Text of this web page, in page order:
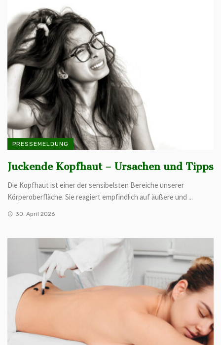
PRESSEMELDUNG
Juckende Kopfhaut – Ursachen und Tipps
Die Kopfhaut ist einer der sensibelsten Bereiche unserer
Körperoberfläche. Sie reagiert empfindlich auf äußere und ...
30. April 2026